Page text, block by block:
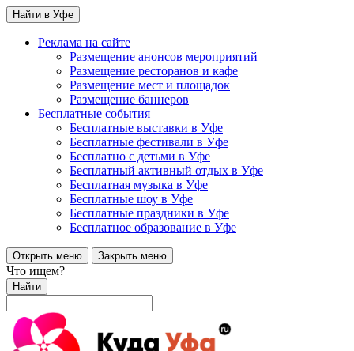
Найти в Уфе
Реклама на сайте
Размещение анонсов мероприятий
Размещение ресторанов и кафе
Размещение мест и площадок
Размещение баннеров
Бесплатные события
Бесплатные выставки в Уфе
Бесплатные фестивали в Уфе
Бесплатно с детьми в Уфе
Бесплатный активный отдых в Уфе
Бесплатная музыка в Уфе
Бесплатные шоу в Уфе
Бесплатные праздники в Уфе
Бесплатное образование в Уфе
Открыть меню Закрыть меню
Что ищем?
Найти